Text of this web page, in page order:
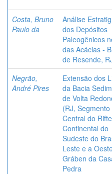
Costa, Bruno
Paulo da
Análise
dos Depósitos
Paleogênicos
das Acácias -
de Resende,
Negrão,
André Pires
Extensão dos
da Bacia
de Volta
(RJ, Segmento
Central do Rifte
Continental do
Sudeste do
Leste e a
Gráben da
Pedra